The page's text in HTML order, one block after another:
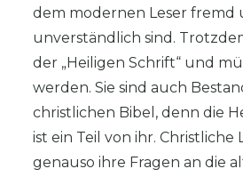
dem modernen Leser fremd
unverständlich sind.
der „Heiligen Schrift“ und
werden. Sie sind auch
christlichen Bibel, denn die
ist ein Teil von ihr. Christliche
genauso ihre Fragen an die